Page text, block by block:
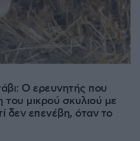
Ο ερευνητής που
μικρού σκυλιού με
δεν επενέβη, όταν το